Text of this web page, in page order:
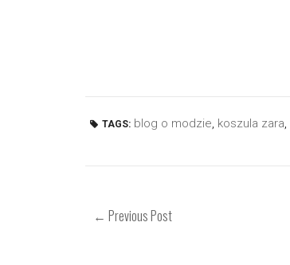
TAGS: blog o modzie, koszula zara,
← Previous Post